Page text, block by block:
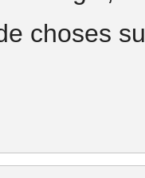
choses